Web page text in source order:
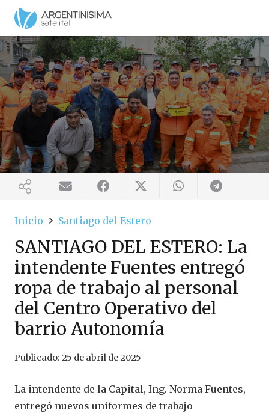
Inicio Santiago del Estero
SANTIAGO DEL ESTERO: La
intendente Fuentes entregó
ropa de trabajo al personal
del Centro Operativo del
barrio Autonomía
Publicado: 25 de abril de 2025
La intendente de la Capital, Ing. Norma Fuentes,
entregó nuevos uniformes de trabajo